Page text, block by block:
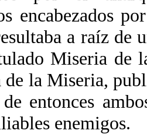
encabezados
a raíz de
Miseria de
la Miseria,
entonces
enemigos.